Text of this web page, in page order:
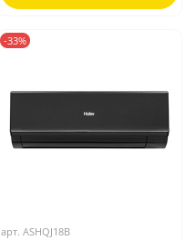
-33%
арт.ASHQJ18B